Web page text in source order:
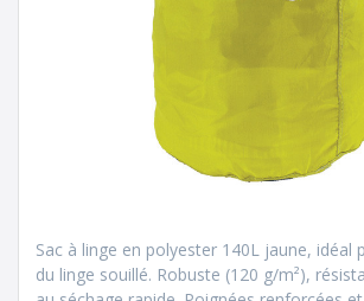
Sac à linge en polyester 140L jaune, idéal
du linge souillé. Robuste (120 g/m²),